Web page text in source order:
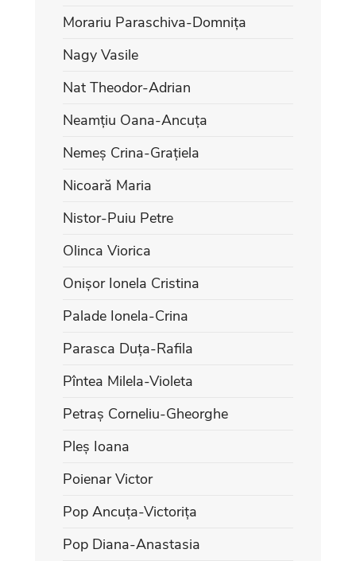
Morariu Paraschiva-Domnița
Nagy Vasile
Nat Theodor-Adrian
Neamțiu Oana-Ancuța
Nemeș Crina-Grațiela
Nicoară Maria
Nistor-Puiu Petre
Olinca Viorica
Onișor Ionela Cristina
Palade Ionela-Crina
Parasca Duța-Rafila
Pîntea Milela-Violeta
Petraș Corneliu-Gheorghe
Pleș Ioana
Poienar Victor
Pop Ancuța-Victorița
Pop Diana-Anastasia